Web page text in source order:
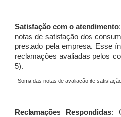
Satisfação com o atendimento
notas de satisfação dos
prestado pela empresa. Esse
reclamações avaliadas pelos
5).
Soma das notas de avaliação de
Reclamações Respondidas: